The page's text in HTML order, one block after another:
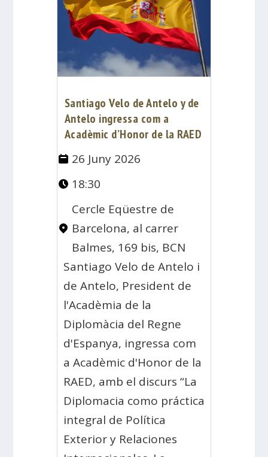
Santiago Velo de Antelo y de
Antelo ingressa com a
Acadèmic d’Honor de la RAED
26 Juny 2026
18:30
Cercle Eqüestre de
Barcelona, ​​al carrer
Balmes, 169 bis, BCN
Santiago Velo de Antelo i
de Antelo, President de
l'Acadèmia de la
Diplomàcia del Regne
d'Espanya, ingressa com
a Acadèmic d'Honor de la
RAED, amb el discurs “La
Diplomacia como práctica
integral de Política
Exterior y Relaciones